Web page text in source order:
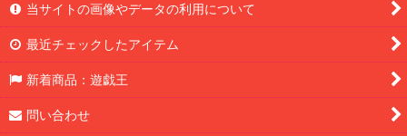
当サイトの画像やデータの利用について
最近チェックしたアイテム
新着商品：遊戯王
問い合わせ